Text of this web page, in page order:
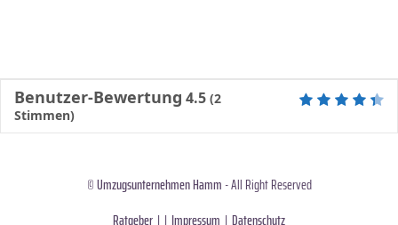
Benutzer-Bewertung 4.5 (2
Stimmen)
©Umzugsunternehmen Hamm - All Right Reserved
Ratgeber | | Impressum | Datenschutz